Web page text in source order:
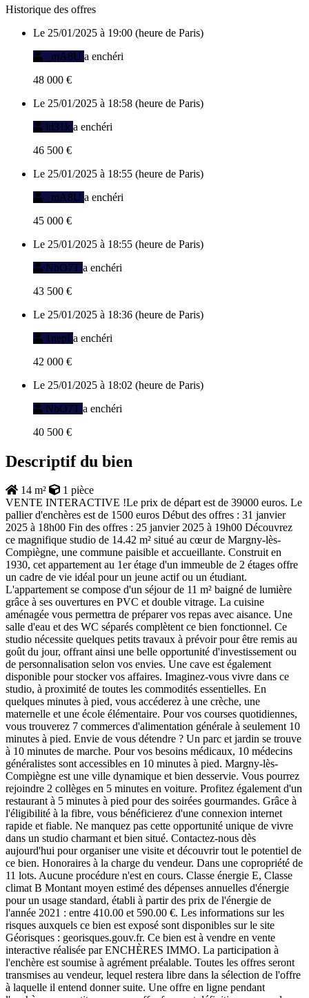
Historique des offres
Le 25/01/2025 à 19:00 (heure de Paris)
_mA8U a enchéri
48 000 €
Le 25/01/2025 à 18:58 (heure de Paris)
id31k a enchéri
46 500 €
Le 25/01/2025 à 18:55 (heure de Paris)
_mA8U a enchéri
45 000 €
Le 25/01/2025 à 18:55 (heure de Paris)
NbO7T a enchéri
43 500 €
Le 25/01/2025 à 18:36 (heure de Paris)
1nepI a enchéri
42 000 €
Le 25/01/2025 à 18:02 (heure de Paris)
NbO7T a enchéri
40 500 €
Descriptif du bien
14 m²
1 pièce
VENTE INTERACTIVE !Le prix de départ est de 39000 euros. Le
pallier d'enchères est de 1500 euros Début des offres : 31 janvier
2025 à 18h00 Fin des offres : 25 janvier 2025 à 19h00 Découvrez
ce magnifique studio de 14.42 m² situé au cœur de Margny-lès-
Compiègne, une commune paisible et accueillante. Construit en
1930, cet appartement au 1er étage d'un immeuble de 2 étages offre
un cadre de vie idéal pour un jeune actif ou un étudiant.
L'appartement se compose d'un séjour de 11 m² baigné de lumière
grâce à ses ouvertures en PVC et double vitrage. La cuisine
aménagée vous permettra de préparer vos repas avec aisance. Une
salle d'eau et des WC séparés complètent ce bien fonctionnel. Ce
studio nécessite quelques petits travaux à prévoir pour être remis au
goût du jour, offrant ainsi une belle opportunité d'investissement ou
de personnalisation selon vos envies. Une cave est également
disponible pour stocker vos affaires. Imaginez-vous vivre dans ce
studio, à proximité de toutes les commodités essentielles. En
quelques minutes à pied, vous accéderez à une crèche, une
maternelle et une école élémentaire. Pour vos courses quotidiennes,
vous trouverez 7 commerces d'alimentation générale à seulement 10
minutes à pied. Envie de vous détendre ? Un parc et jardin se trouve
à 10 minutes de marche. Pour vos besoins médicaux, 10 médecins
généralistes sont accessibles en 10 minutes à pied. Margny-lès-
Compiègne est une ville dynamique et bien desservie. Vous pourrez
rejoindre 2 collèges en 5 minutes en voiture. Profitez également d'un
restaurant à 5 minutes à pied pour des soirées gourmandes. Grâce à
l'éligibilité à la fibre, vous bénéficierez d'une connexion internet
rapide et fiable. Ne manquez pas cette opportunité unique de vivre
dans un studio charmant et bien situé. Contactez-nous dès
aujourd'hui pour organiser une visite et découvrir tout le potentiel de
ce bien. Honoraires à la charge du vendeur. Dans une copropriété de
11 lots. Aucune procédure n'est en cours. Classe énergie E, Classe
climat B Montant moyen estimé des dépenses annuelles d'énergie
pour un usage standard, établi à partir des prix de l'énergie de
l'année 2021 : entre 410.00 et 590.00 €. Les informations sur les
risques auxquels ce bien est exposé sont disponibles sur le site
Géorisques : georisques.gouv.fr. Ce bien est à vendre en vente
interactive réalisée par ENCHÈRES IMMO. La participation à
l'enchère est soumise à agrément préalable. Toutes les offres seront
transmises au vendeur, lequel restera libre dans la sélection de l'offre
à laquelle il entend donner suite. Une offre en ligne pendant